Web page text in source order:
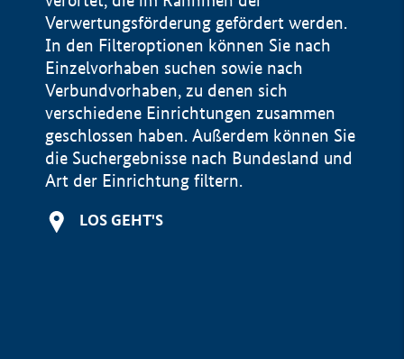
Verwertungsförderung gefördert werden.
In den Filteroptionen können Sie nach
Einzelvorhaben suchen sowie nach
Verbundvorhaben, zu denen sich
verschiedene Einrichtungen zusammen
geschlossen haben. Außerdem können Sie
die Suchergebnisse nach Bundesland und
Art der Einrichtung filtern.
LOS GEHT'S